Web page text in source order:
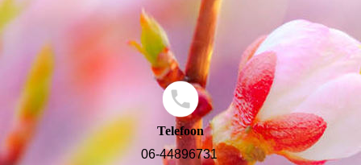
Telefoon
06-44896731